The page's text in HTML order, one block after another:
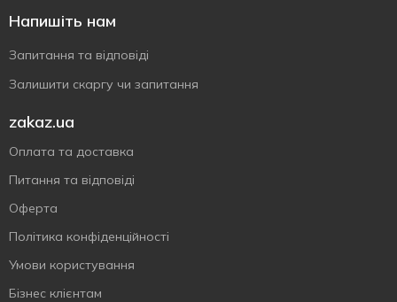
Напишіть нам
Запитання та відповіді
Залишити скаргу чи запитання
zakaz.ua
Оплата та доставка
Питання та відповіді
Оферта
Політика конфіденційності
Умови користування
Бізнес клієнтам